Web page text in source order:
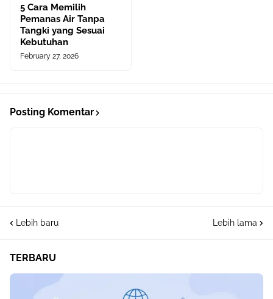
5 Cara Memilih
Pemanas Air Tanpa
Tangki yang Sesuai
Kebutuhan
February 27, 2026
Posting Komentar
Lebih baru Lebih lama
TERBARU